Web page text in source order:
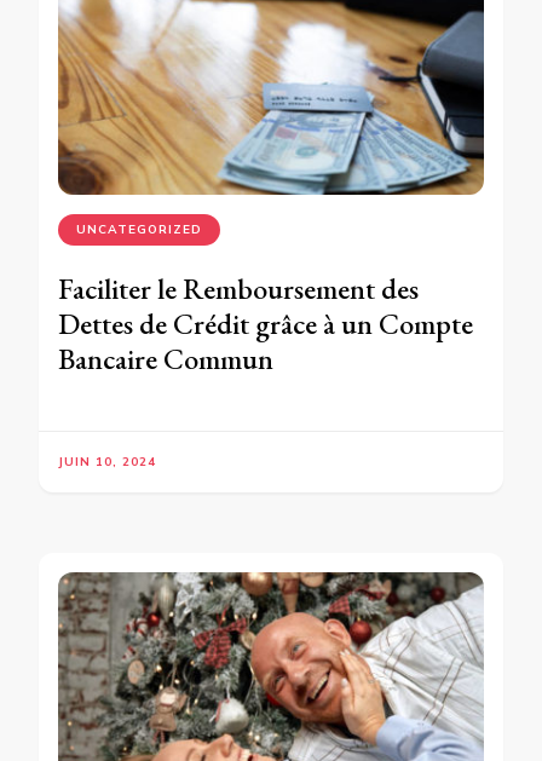
UNCATEGORIZED
Faciliter le Remboursement des
Dettes de Crédit grâce à un Compte
Bancaire Commun
JUIN 10, 2024